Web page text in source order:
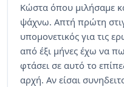
Κώστα όπου μιλήσαμε
ψάχνω. Απτή πρώτη
υπομονετικός για τις
από έξι μήνες έχω να
φτάσει σε αυτό το
αρχή. Αν είσαι